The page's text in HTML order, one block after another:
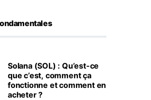
Solana (SOL) : Qu’est-ce
que c’est, comment ça
fonctionne et comment en
acheter ?